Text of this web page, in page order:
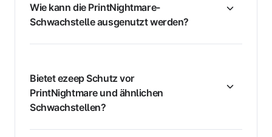
Wie kann die PrintNightmare-
Schwachstelle ausgenutzt werden?
Bietet ezeep Schutz vor
PrintNightmare und ähnlichen
Schwachstellen?